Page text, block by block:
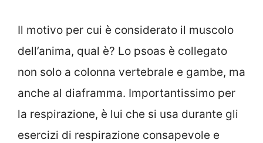
Il motivo per cui è considerato il muscolo
dell’anima, qual è? Lo psoas è collegato
non solo a colonna vertebrale e gambe, ma
anche al diaframma. Importantissimo per
la respirazione, è lui che si usa durante gli
esercizi di respirazione consapevole e